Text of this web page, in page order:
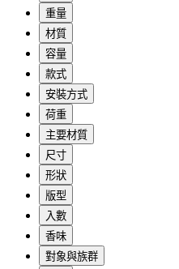
重量
材質
容量
款式
安裝方式
荷重
主要材質
尺寸
形狀
版型
入數
香味
對象與族群